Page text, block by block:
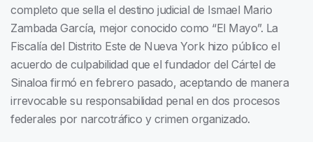
completo que sella el destino judicial de Ismael Mario
Zambada García, mejor conocido como “El Mayo”. La
Fiscalía del Distrito Este de Nueva York hizo público el
acuerdo de culpabilidad que el fundador del Cártel de
Sinaloa firmó en febrero pasado, aceptando de manera
irrevocable su responsabilidad penal en dos procesos
federales por narcotráfico y crimen organizado.